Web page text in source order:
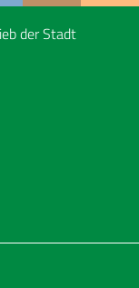
der Stadt